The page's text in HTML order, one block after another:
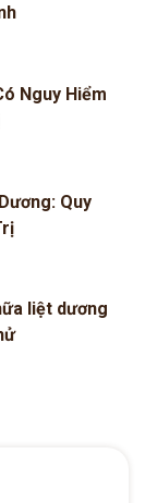
Nguy Hiểm
Quy
liệt dương